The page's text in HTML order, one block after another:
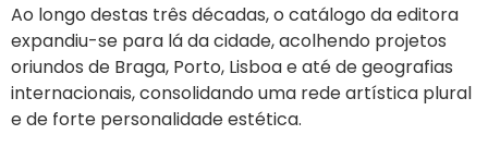
Ao longo destas três décadas, o catálogo da editora
expandiu-se para lá da cidade, acolhendo projetos
oriundos de Braga, Porto, Lisboa e até de geografias
internacionais, consolidando uma rede artística plural
e de forte personalidade estética.